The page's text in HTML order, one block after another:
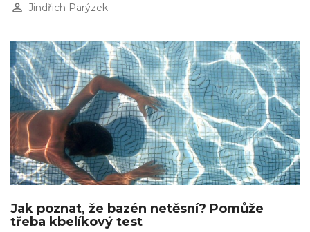
perm_identity Jindřich Parýzek
Jak poznat, že bazén netěsní? Pomůže
třeba kbelíkový test